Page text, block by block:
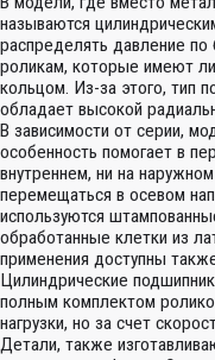
называются
распределять давление
роликам, которые имеют
кольцом. Из-за этого, тип
обладает высокой
В зависимости от серии,
особенность помогает в
внутреннем, ни на
перемещаться в осевом
используются
обработанные клетки из
применения доступны
Цилиндрические
полным комплектом
нагрузки, но за счет
Детали, также